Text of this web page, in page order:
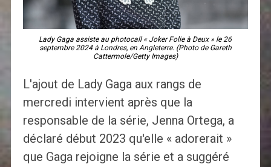
Lady Gaga assiste au photocall « Joker Folie à Deux » le 26
septembre 2024 à Londres, en Angleterre. (Photo de Gareth
Cattermole/Getty Images)
L'ajout de Lady Gaga aux rangs de
mercredi intervient après que la
responsable de la série, Jenna Ortega, a
déclaré début 2023 qu'elle « adorerait »
que Gaga rejoigne la série et a suggéré